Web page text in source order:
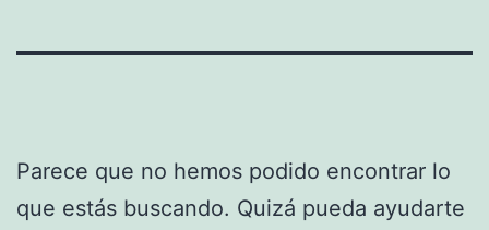
Parece que no hemos podido encontrar lo
que estás buscando. Quizá pueda ayudarte